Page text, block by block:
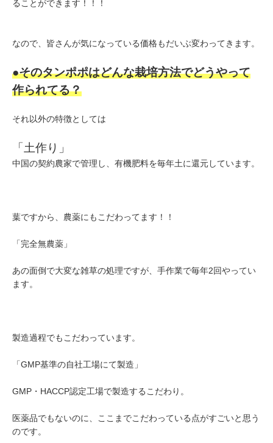
ることができます！！！
なので、皆さんが気になっている価格もだいぶ変わってきます。
●そのタンポポはどんな栽培方法でどうやって
作られてる？
それ以外の特徴としては
「土作り」
中国の契約農家で管理し、有機肥料を毎年土に還元しています。
葉ですから、農薬にもこだわってます！！
「完全無農薬」
あの面倒で大変な雑草の処理ですが、手作業で毎年2回やってい
ます。
製造過程でもこだわっています。
「GMP基準の自社工場にて製造」
GMP・HACCP認定工場で製造するこだわり。
医薬品でもないのに、ここまでこだわっている点がすごいと思う
のです。